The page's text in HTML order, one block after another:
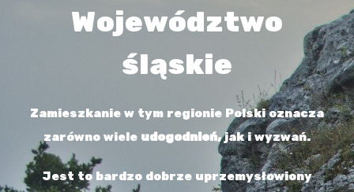
Województwo
śląskie
Zamieszkanie w tym regionie Polski oznacza
zarówno wiele udogodnień,jak i wyzwań.
Jest to bardzo dobrze uprzemysłowiony